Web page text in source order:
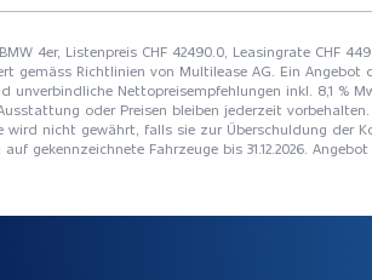
4er, Listenpreis CHF 42490.0, Leasingrate CHF
gemäss Richtlinien von Multilease AG. Ein Angebot
unverbindliche Nettopreisempfehlungen inkl. 8,1
oder Preisen bleiben jederzeit
wird nicht gewährt, falls sie zur Überschuldung der
gekennzeichnete Fahrzeuge bis 31.12.2026.